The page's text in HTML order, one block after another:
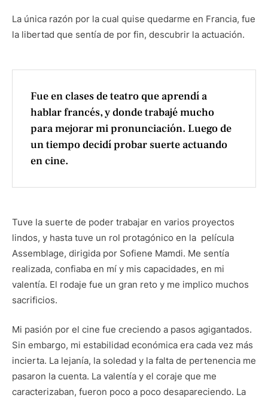
La única razón por la cual quise quedarme en Francia, fue
la libertad que sentía de por fin, descubrir la actuación.
Fue en clases de teatro que aprendí a
hablar francés, y donde trabajé mucho
para mejorar mi pronunciación. Luego de
un tiempo decidí probar suerte actuando
en cine.
Tuve la suerte de poder trabajar en varios proyectos
lindos, y hasta tuve un rol protagónico en la película
Assemblage, dirigida por Sofiene Mamdi. Me sentía
realizada, confiaba en mí y mis capacidades, en mi
valentía. El rodaje fue un gran reto y me implico muchos
sacrificios.
Mi pasión por el cine fue creciendo a pasos agigantados.
Sin embargo, mi estabilidad económica era cada vez más
incierta. La lejanía, la soledad y la falta de pertenencia me
pasaron la cuenta. La valentía y el coraje que me
caracterizaban, fueron poco a poco desapareciendo. La